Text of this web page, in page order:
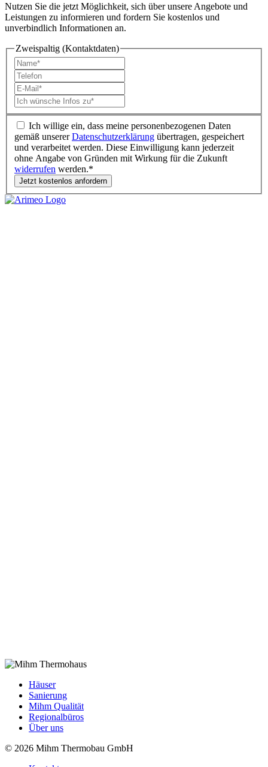
Nutzen Sie die jetzt Möglichkeit, sich über unsere Angebote und
Leistungen zu informieren und fordern Sie kostenlos und
unverbindlich Informationen an.
Zweispaltig (Kontaktdaten)
Ich willige ein, dass meine personenbezogenen Daten
gemäß unsererDatenschutzerklärung übertragen, gespeichert
und verarbeitet werden. Diese Einwilligung kann jederzeit
ohne Angabe von Gründen mit Wirkung für die Zukunft
widerrufen werden.*
Häuser
Sanierung
Mihm Qualität
Regionalbüros
Über uns
© 2026 Mihm Thermobau GmbH